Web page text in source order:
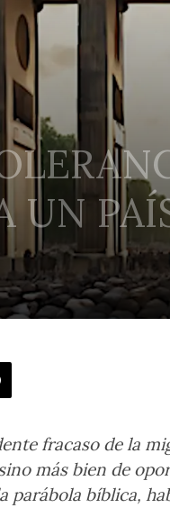
UN
fracaso de la
más bien de
parábola bíblica,